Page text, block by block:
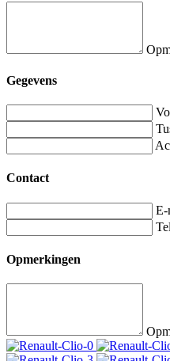
Gegevens
Contact
E-
Opmerkingen